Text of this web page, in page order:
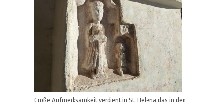
Große Aufmerksamkeit verdient in St. Helena das in den